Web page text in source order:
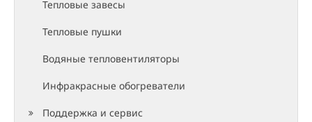
Тепловые завесы
Тепловые пушки
Водяные тепловентиляторы
Инфракрасные обогреватели
Поддержка и сервис